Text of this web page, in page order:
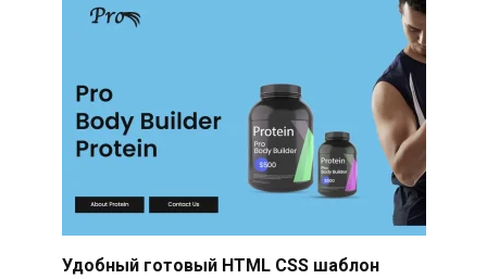
Удобный готовый HTML CSS шаблон